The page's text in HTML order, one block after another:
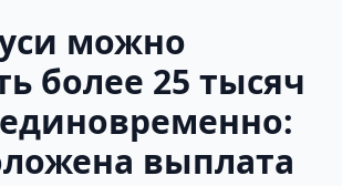
можно
более 25 тысяч
выплата